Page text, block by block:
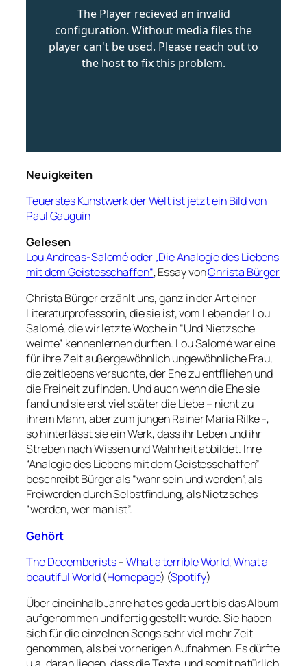
Neuigkeiten
Teuerstes Kunstwerk der Welt ist jetzt ein Bild von
Paul Gauguin
Gelesen
Lou Andreas-Salomé oder „Die Analogiedes Liebens
mit dem Geistesschaffen“, Essay vonChrista Bürger
Christa Bürger erzählt uns, ganz in der Art einer
Literaturprofessorin, die sie ist, vom Leben der Lou
Salomé, die wir letzte Woche in “Und Nietzsche
weinte” kennenlernen durften. Lou Salomé war eine
für ihre Zeit außergewöhnlich ungewöhnliche Frau,
die zeitlebens versuchte, der Ehe zu entfliehen und
die Freiheit zu finden. Und auch wenn die Ehe sie
fand und sie erst viel später die Liebe – nicht zu
ihrem Mann, aber zum jungen Rainer Maria Rilke -,
so hinterlässt sie ein Werk, dass ihr Leben und ihr
Streben nach Wissen und Wahrheit abbildet. Ihre
“Analogie des Liebens mit dem Geistesschaffen”
beschreibt Bürger als “wahr sein und werden”, als
Freiwerden durch Selbstfindung, als Nietzsches
“werden, wer man ist”.
Gehört
The Decemberists–What a terrible World, What a
beautiful World(Homepage) (Spotify)
Über eineinhalb Jahre hat es gedauert bis das Album
aufgenommen und fertig gestellt wurde. Sie haben
sich für die einzelnen Songs sehr viel mehr Zeit
genommen, als bei vorherigen Aufnahmen. Es dürfte